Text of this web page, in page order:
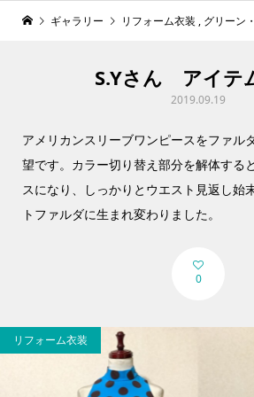
ギャラリー リフォーム衣装 , グリーン
S.Yさん アイテ
2019.09.19
アメリカンスリーブワンピースをファル
望です。カラー切り替え部分を解体する
スになり、しっかりとウエスト見返し始
トファルダに生まれ変わりました。
0
リフォーム衣装